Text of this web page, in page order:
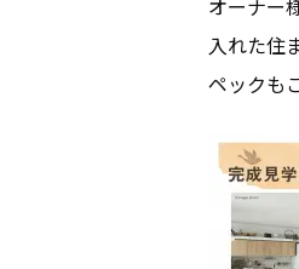
オーナー
入れた住
ペックも